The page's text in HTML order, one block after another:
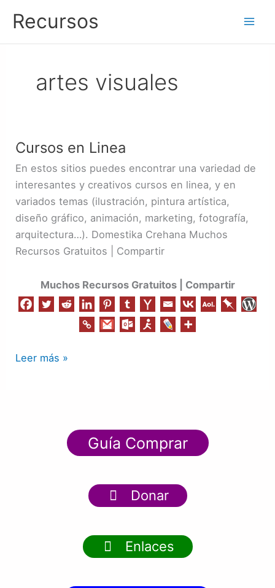
contenido
Recursos
artes visuales
Cursos en Linea
En estos sitios puedes encontrar una variedad de
interesantes y creativos cursos en linea, y en
variados temas (ilustración, pintura artística,
diseño gráfico, animación, marketing, fotografía,
arquitectura…). Domestika Crehana Muchos
Recursos Gratuitos | Compartir
Muchos Recursos Gratuitos | Compartir
Cursos
en
Linea
Leer más »
Guía Comprar
Donar
Enlaces